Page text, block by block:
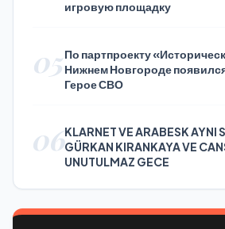
игровую площадку
05По партпроекту
Нижнем Новгороде
Герое СВО
06KLARNET VE ARABESK AYNI
GÜRKAN KIRANKAYA VE
UNUTULMAZ GECE